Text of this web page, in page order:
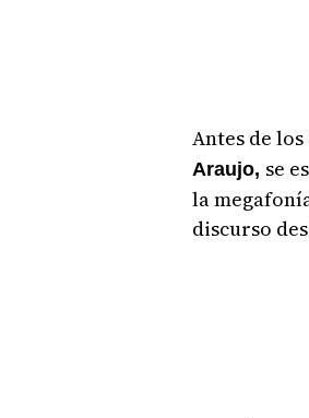
Antes de
Araujo, se
la
discurso